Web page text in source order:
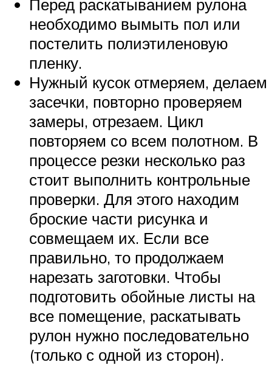
Перед раскатыванием рулона
необходимо вымыть пол или
постелить полиэтиленовую
пленку.
Нужный кусок отмеряем, делаем
засечки, повторно проверяем
замеры, отрезаем. Цикл
повторяем со всем полотном. В
процессе резки несколько раз
стоит выполнить контрольные
проверки. Для этого находим
броские части рисунка и
совмещаем их. Если все
правильно, то продолжаем
нарезать заготовки. Чтобы
подготовить обойные листы на
все помещение, раскатывать
рулон нужно последовательно
(только с одной из сторон).